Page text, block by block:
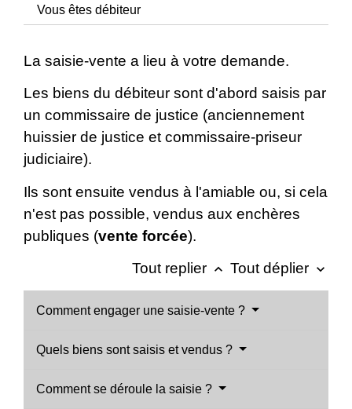
Vous êtes débiteur
La saisie-vente a lieu à votre demande.
Les biens du débiteur sont d'abord saisis par
un commissaire de justice (anciennement
huissier de justice et commissaire-priseur
judiciaire).
Ils sont ensuite vendus à l'amiable ou, si cela
n'est pas possible, vendus aux enchères
publiques (vente forcée).
Tout replier keyboard_arrow_up Tout déplier keyboard_arrow_down
Comment engager une saisie-vente ?
Quels biens sont saisis et vendus ?
Comment se déroule la saisie ?